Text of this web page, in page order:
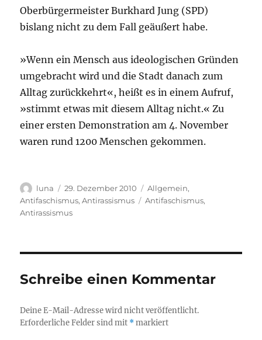
Oberbürgermeister Burkhard Jung (SPD)
bislang nicht zu dem Fall geäußert habe.
»Wenn ein Mensch aus ideologischen Gründen
umgebracht wird und die Stadt danach zum
Alltag zurückkehrt«, heißt es in einem Aufruf,
»stimmt etwas mit diesem Alltag nicht.« Zu
einer ersten Demonstration am 4. November
waren rund 1200 Menschen gekommen.
Autor
luna
Veröffentlicht
am
29. Dezember 2010 Kategorien
Allgemein,
Antifaschismus,Antirassismus Schlagwörter
Antifaschismus,
Antirassismus
Schreibe einen Kommentar
Deine E-Mail-Adresse wird nicht veröffentlicht.
Erforderliche Felder sind mit *markiert